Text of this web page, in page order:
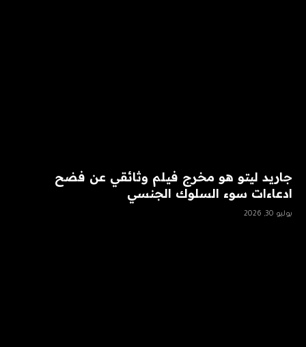
جاريد ليتو هو مخرج فيلم وثائقي عن فضح
ادعاءات سوء السلوك الجنسي
يوليو 30, 2026